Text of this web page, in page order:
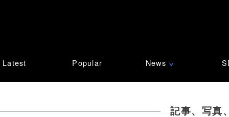
Latest Popular News ∨
記事、写真